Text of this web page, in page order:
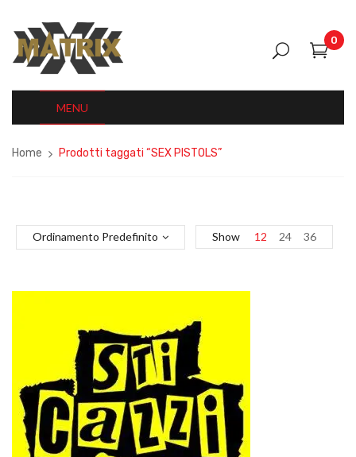
0
MENU
Home Prodotti taggati “SEX PISTOLS”
Ordinamento Predefinito Show 12 24 36